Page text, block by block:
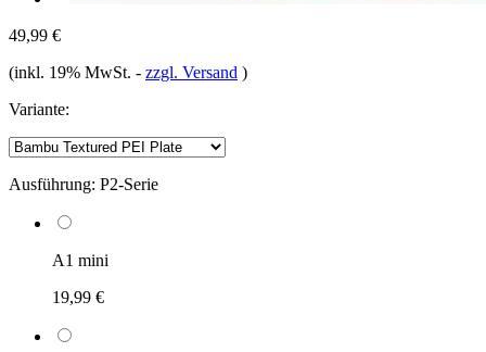
49,99 €
(inkl. 19% MwSt. - zzgl. Versand )
Variante:
Ausführung: P2-Serie
A1 mini
19,99 €